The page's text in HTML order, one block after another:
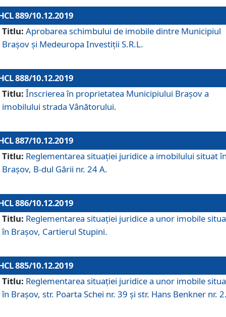
889/10.12.2019
Titlu: Aprobarea schimbului de imobile dintre Municipiul
Brașov și Medeuropa Investiții S.R.L.
888/10.12.2019
Titlu: Înscrierea în proprietatea Municipiului Braşov a
imobilului strada Vânătorului.
887/10.12.2019
Titlu: Reglementarea situației juridice a imobilului situat
Brașov, B-dul Gării nr. 24 A.
886/10.12.2019
Titlu: Reglementarea situaţiei juridice a unor imobile
în Braşov, Cartierul Stupini.
885/10.12.2019
Titlu: Reglementarea situației juridice a unor imobile
în Brașov, str. Poarta Schei nr. 39 și str. Hans Benkner nr.